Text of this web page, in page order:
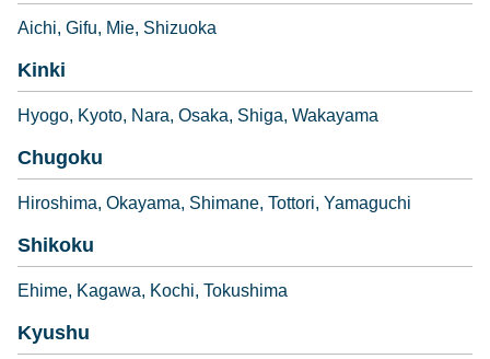
Aichi Gifu Mie Shizuoka
Kinki
Hyogo Kyoto Nara Osaka Shiga Wakayama
Chugoku
Hiroshima Okayama Shimane Tottori Yamaguchi
Shikoku
Ehime Kagawa Kochi Tokushima
Kyushu